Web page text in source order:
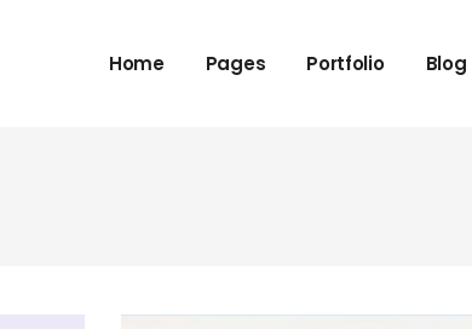
Home Pages Portfolio Blog